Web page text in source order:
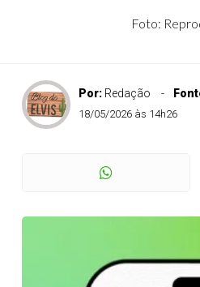
Foto:
Por: Redação
18/05/2026 às 14h26